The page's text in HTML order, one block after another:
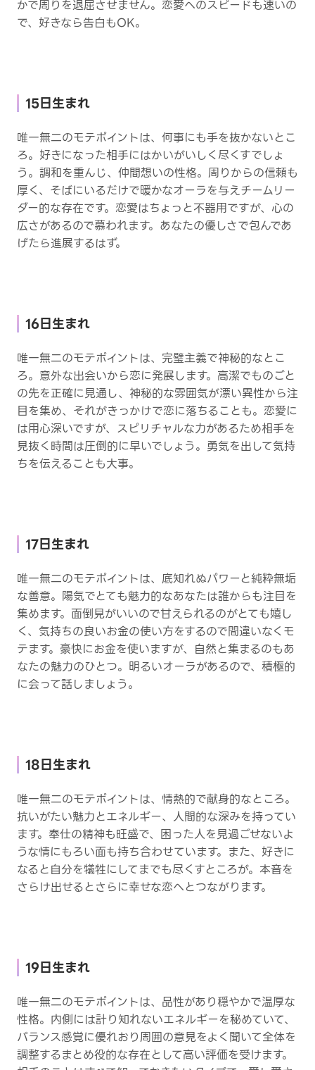
かで周りを退屈させません。恋愛へのスピードも速いの
で、好きなら告白もOK。
15日生まれ
唯一無二のモテポイントは、何事にも手を抜かないとこ
ろ。好きになった相手にはかいがいしく尽くすでしょ
う。調和を重んじ、仲間想いの性格。周りからの信頼も
厚く、そばにいるだけで暖かなオーラを与えチームリー
ダー的な存在です。恋愛はちょっと不器用ですが、心の
広さがあるので慕われます。あなたの優しさで包んであ
げたら進展するはず。
16日生まれ
唯一無二のモテポイントは、完璧主義で神秘的なとこ
ろ。意外な出会いから恋に発展します。高潔でものごと
の先を正確に見通し、神秘的な雰囲気が漂い異性から注
目を集め、それがきっかけで恋に落ちることも。恋愛に
は用心深いですが、スピリチャルな力があるため相手を
見抜く時間は圧倒的に早いでしょう。勇気を出して気持
ちを伝えることも大事。
17日生まれ
唯一無二のモテポイントは、底知れぬパワーと純粋無垢
な善意。陽気でとても魅力的なあなたは誰からも注目を
集めます。面倒見がいいので甘えられるのがとても嬉し
く、気持ちの良いお金の使い方をするので間違いなくモ
テます。豪快にお金を使いますが、自然と集まるのもあ
なたの魅力のひとつ。明るいオーラがあるので、積極的
に会って話しましょう。
18日生まれ
唯一無二のモテポイントは、情熱的で献身的なところ。
抗いがたい魅力とエネルギー、人間的な深みを持ってい
ます。奉仕の精神も旺盛で、困った人を見過ごせないよ
うな情にもろい面も持ち合わせています。また、好きに
なると自分を犠牲にしてまでも尽くすところが。本音を
さらけ出せるとさらに幸せな恋へとつながります。
19日生まれ
唯一無二のモテポイントは、品性があり穏やかで温厚な
性格。内側には計り知れないエネルギーを秘めていて、
バランス感覚に優れおり周囲の意見をよく聞いて全体を
調整するまとめ役的な存在として高い評価を受けます。